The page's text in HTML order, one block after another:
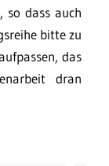
so dass auch
bitte zu
das
dran